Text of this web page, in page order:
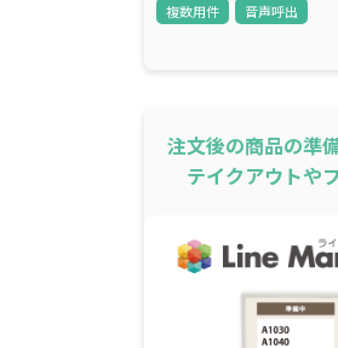
複数用件
音声呼出
注文後の商品の準
テイクアウトや